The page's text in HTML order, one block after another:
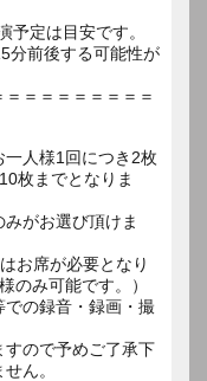
予定は目安です。
分前後する可能性が
＝＝＝＝＝＝＝＝
人様1回につき2枚
枚までとなりま
がお選び頂けま
お席が必要となり
のみ可能です。）
の録音・録画・撮
ので予めご了承下
ん。